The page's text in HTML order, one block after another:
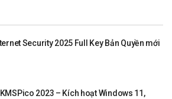
Security 2025 Full Key Bản Quyền mới
2023 – Kích hoạt Windows 11,